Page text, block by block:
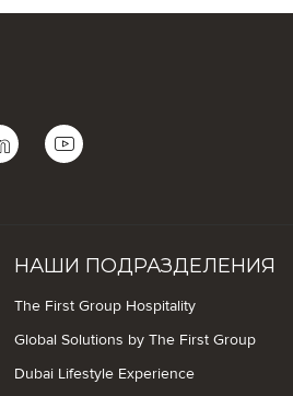
НАШИ ПОДРАЗДЕЛЕНИЯ
The First Group Hospitality
Global Solutions by The First Group
Dubai Lifestyle Experience